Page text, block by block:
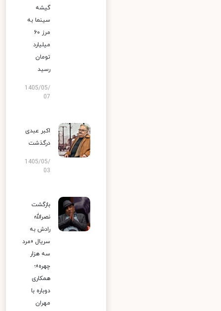
گیشه
سینما به
مرز ۶۰
میلیارد
تومان
رسید
1405/05/
07
اکبر عبدی
درگذشت
1405/05/
03
بازگشت
نصرالله
رادش به
سریال «مرد
سه هزار
چهره»؛
همکاری
دوباره با
مهران